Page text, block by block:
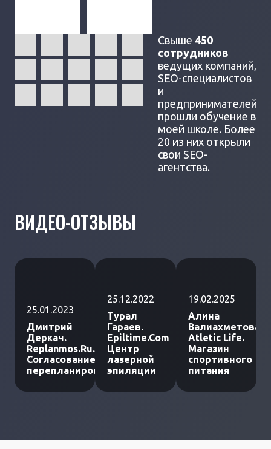
Свыше 450
сотрудников
ведущих компаний,
SEO-специалистов
и
предпринимателей
прошли обучение в
моей школе. Более
20 из них открыли
свои SEO-
агентства.
ВИДЕО-ОТЗЫВЫ
25.01.2023
Дмитрий
Деркач.
Replanmos.Ru.
Согласование
перепланировки
25.12.2022
Турал
Гараев.
Epiltime.Com
Центр
лазерной
эпиляции
19.02.2025
Алина
Валиахметова.
Atletic Life.
Магазин
спортивного
питания